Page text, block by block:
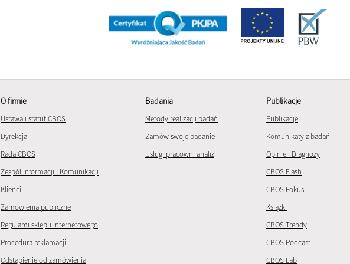
O firmie
Ustawa i statut CBOS
Dyrekcja
Rada CBOS
Zespół Informacji i Komunikacji
Klienci
Zamówienia publiczne
Regulami sklepu internetowego
Procedura reklamacji
Odstąpienie od zamówienia
Badania
Metody realizacji badań
Zamów swoje badanie
Usługi pracowni analiz
Publikacje
Publikacje
Komunikaty z badań
Opinie i Diagnozy
CBOS Flash
CBOS Fokus
Książki
CBOS Trendy
CBOS Podcast
CBOS Lab